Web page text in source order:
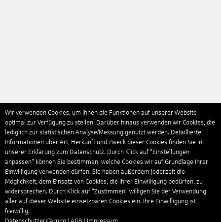
Wir verwenden Cookies, um Ihnen die Funktionen auf unserer Website
optimal zur Verfügung zu stellen. Darüber hinaus verwenden wir Cookies, die
lediglich zur statistischen Analyse/Messung genutzt werden. Detaillierte
Informationen über Art, Herkunft und Zweck dieser Cookies finden Sie in
unserer Erklärung zum Datenschutz. Durch Klick auf "Einstellungen
anpassen" können Sie bestimmen, welche Cookies wir auf Grundlage Ihrer
Einwilligung verwenden dürfen. Sie haben außerdem jederzeit die
Möglichkeit, dem Einsatz von Cookies, die Ihrer Einwilligung bedürfen, zu
widersprechen. Durch Klick auf “Zustimmen“ willigen Sie der Verwendung
aller auf dieser Website einsetzbaren Cookies ein. Ihre Einwilligung ist
freiwillig.